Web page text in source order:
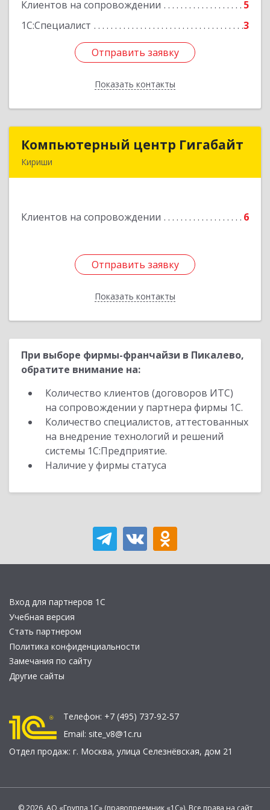
Клиентов на сопровождении
5
1С:Специалист
3
Отправить заявку
Показать контакты
Подробнее
Отправить заявку
Назад
Компьютерный центр Гигабайт
Кириши
Клиентов на сопровождении 6
Отправить заявку
Показать контакты
Компьютерный центр Гигабайт
Подробнее
Отправить заявку
Назад
При выборе фирмы-франчайзи в Пикалево,
обратите внимание на:
Количество клиентов (договоров ИТС)
на сопровождении у партнера фирмы 1С.
Количество специалистов, аттестованных
на внедрение технологий и решений
системы 1С:Предприятие.
Наличие у фирмы статуса
Вход для партнеров 1С
Учебная версия
Стать партнером
Политика конфиденциальности
Замечания по сайту
Другие сайты
Телефон: +7 (495) 737-92-57
Email: site_v8@1c.ru
Отдел продаж: г. Москва, улица Селезнёвская, дом 21